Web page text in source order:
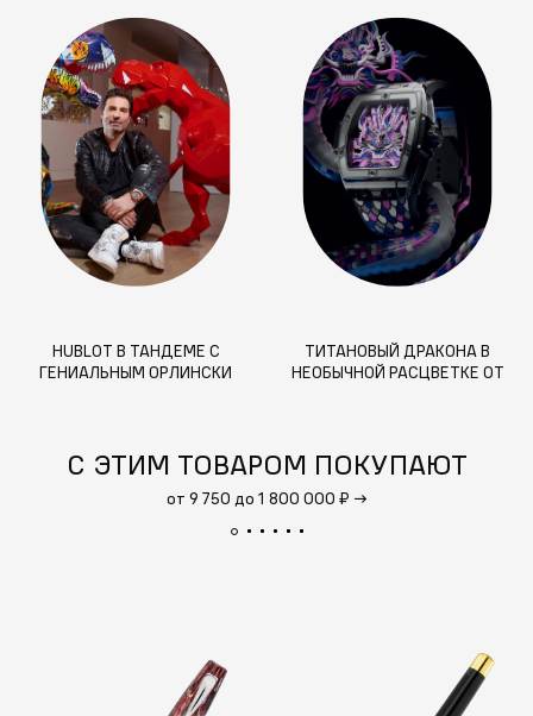
HUBLOT В ТАНДЕМЕ С
ГЕНИАЛЬНЫМ ОРЛИНСКИ
ТИТАНОВЫЙ ДРАКОНА В
НЕОБЫЧНОЙ РАСЦВЕТКЕ ОТ
С ЭТИМ ТОВАРОМ ПОКУПАЮТ
от 9 750 до 1 800 000 ₽ →